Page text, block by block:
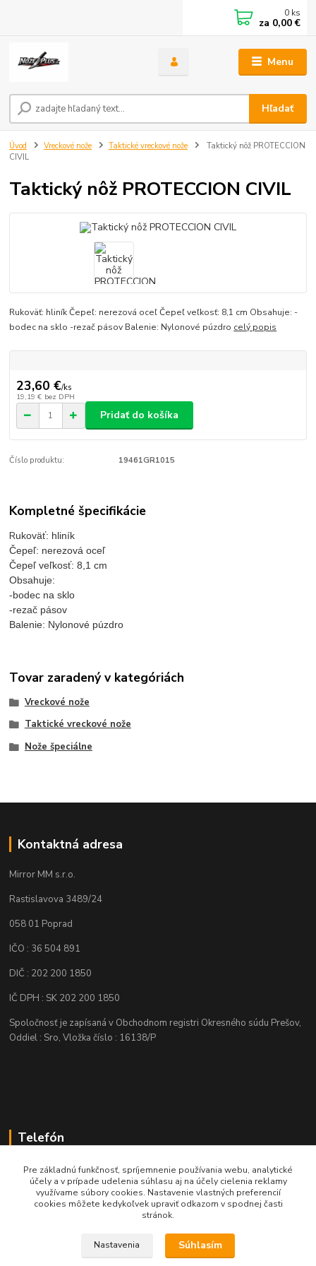
Menu
Hľadať
0 ks
za 0,00 €
Úvod Vreckové nože Taktické vreckové nože
Taktický nôž PROTECCION
CIVIL
Taktický nôž PROTECCION CIVIL
Rukoväť: hliník Čepeľ: nerezová oceľ Čepeľ veľkosť: 8,1 cm Obsahuje: -
bodec na sklo -rezač pásov Balenie: Nylonové púzdro celý popis
23,60 €/ks
19,19 € bez DPH
Pridať do košíka
Číslo produktu: 19461GR1015
Kompletné špecifikácie
Rukoväť: hliník
Čepeľ: nerezová oceľ
Čepeľ veľkosť: 8,1 cm
Obsahuje:
-bodec na sklo
-rezač pásov
Balenie: Nylonové púzdro
Tovar zaradený v kategóriách
Vreckové nože
Taktické vreckové nože
Nože špeciálne
Kontaktná adresa
Mirror MM s.r.o.
Rastislavova 3489/24
058 01 Poprad
IČO : 36 504 891
DIČ : 202 200 1850
IČ DPH : SK 202 200 1850
Spoločnosť je zapísaná v Obchodnom registri Okresného súdu Prešov,
Oddiel : Sro, Vložka číslo : 16138/P
Telefón
+421 905 622 625
obchod@nozeplus.sk
Pre základnú funkčnosť, spríjemnenie používania webu, analytické
účely a v prípade udelenia súhlasu aj na účely cielenia reklamy
využívame súbory cookies. Nastavenie vlastných preferencií
cookies môžete kedykoľvek upraviť odkazom v spodnej časti
stránok.
Nastavenia Súhlasím